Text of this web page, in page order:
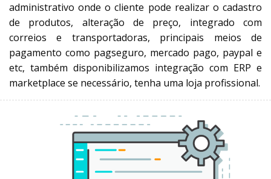
administrativo onde o cliente pode realizar o cadastro
de produtos, alteração de preço, integrado com
correios e transportadoras, principais meios de
pagamento como pagseguro, mercado pago, paypal e
etc, também disponibilizamos integração com ERP e
marketplace se necessário, tenha uma loja profissional.